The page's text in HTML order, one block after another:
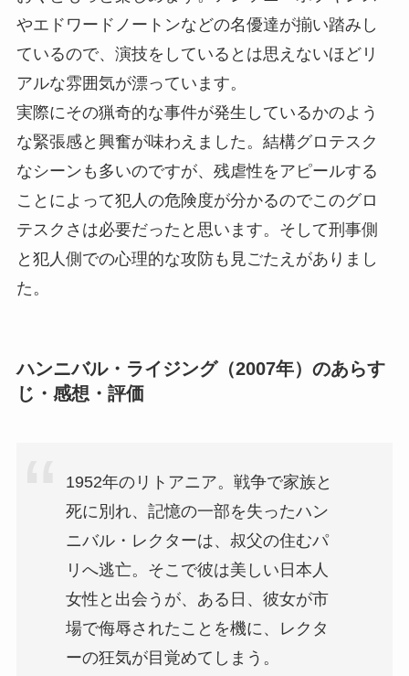
やエドワードノートンなどの名優達が揃い踏みし
ているので、演技をしているとは思えないほどリ
アルな雰囲気が漂っています。
実際にその猟奇的な事件が発生しているかのよう
な緊張感と興奮が味わえました。結構グロテスク
なシーンも多いのですが、残虐性をアピールする
ことによって犯人の危険度が分かるのでこのグロ
テスクさは必要だったと思います。そして刑事側
と犯人側での心理的な攻防も見ごたえがありまし
た。
ハンニバル・ライジング（2007年）のあらす
じ・感想・評価
1952年のリトアニア。戦争で家族と
死に別れ、記憶の一部を失ったハン
ニバル・レクターは、叔父の住むパ
リへ逃亡。そこで彼は美しい日本人
女性と出会うが、ある日、彼女が市
場で侮辱されたことを機に、レクタ
ーの狂気が目覚めてしまう。